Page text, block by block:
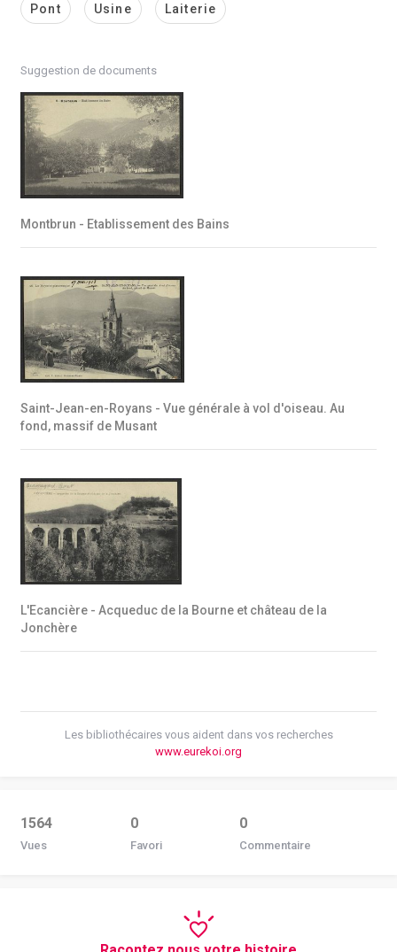
Pont Usine Laiterie
Suggestion de documents
Montbrun - Etablissement des Bains
Saint-Jean-en-Royans - Vue générale à vol d'oiseau. Au
fond, massif de Musant
L'Ecancière - Acqueduc de la Bourne et château de la
Jonchère
Les bibliothécaires vous aident dans vos recherches
www.eurekoi.org
1564
Vues
0
Favori
0
Commentaire